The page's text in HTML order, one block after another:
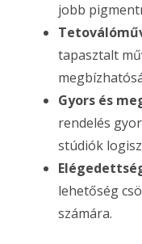
jobb
tapasztalt
Gyors és
rendelés
stúdiók
lehetőség
számára.